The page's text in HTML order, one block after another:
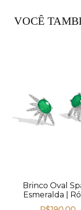
VOCÊ
Brinco Oval
Esmeralda |